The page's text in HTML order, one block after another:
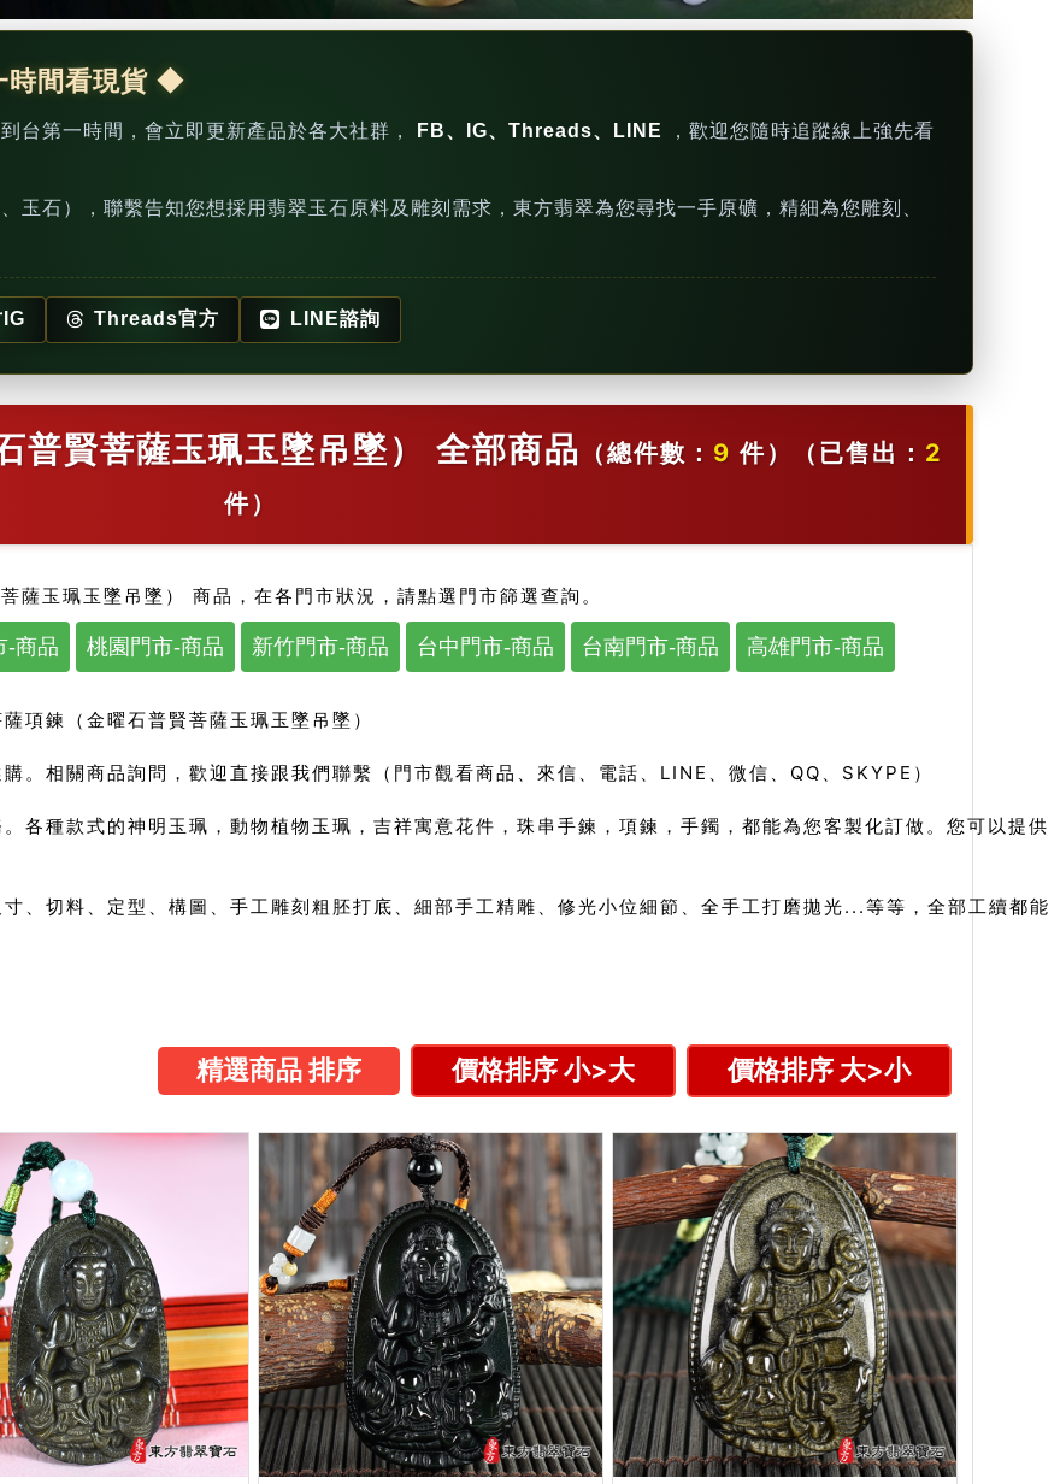
時間看現貨 ◆
台第一時間，會立即更新產品於各大社群， FB、IG、Threads、LINE
，歡迎您隨時追蹤線上強先看
玉石），聯繫告知您想採用翡翠玉石原料及雕刻需求，東方翡翠為您尋找一手原礦，精細為您雕刻、
Threads官方 LINE諮詢
普賢菩薩玉珮玉墜吊墜） 全部商品 （總件數： 9 件） （已售出： 2
件）
薩玉珮玉墜吊墜） 商品，在各門市狀況，請點選門市篩選查詢。
-商品 桃園門市-商品 新竹門市-商品 台中門市-商品 台南門市-商品 高雄門市-商品
項鍊（金曜石普賢菩薩玉珮玉墜吊墜）
。相關商品詢問，歡迎直接跟我們聯繫（門市觀看商品、來信、電話、LINE、微信、QQ、SKYPE）
各種款式的神明玉珮，動物植物玉珮，吉祥寓意花件，珠串手鍊，項鍊，手鐲，都能為您客製化訂做。您可以提供
、切料、定型、構圖、手工雕刻粗胚打底、細部手工精雕、修光小位細節、全手工打磨拋光...等等，全部工續都能
精選商品 排序 價格排序 小>大 價格排序 大>小